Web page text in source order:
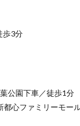
歩3分
公園下車／徒歩1分
都心ファミリーモー